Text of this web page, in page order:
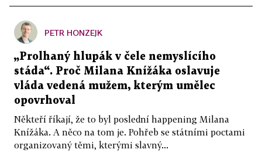
PETR HONZEJK
„Prolhaný hlupák v čele nemyslícího
stáda“. Proč Milana Knížáka oslavuje
vláda vedená mužem, kterým umělec
opovrhoval
Někteří říkají, že to byl poslední happening Milana
Knížáka. A něco na tom je. Pohřeb se státními poctami
organizovaný těmi, kterými slavný...